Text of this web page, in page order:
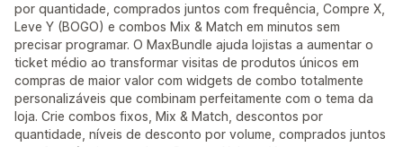
por quantidade, comprados juntos com frequência, Compre X,
Leve Y (BOGO) e combos Mix & Match em minutos sem
precisar programar. O MaxBundle ajuda lojistas a aumentar o
ticket médio ao transformar visitas de produtos únicos em
compras de maior valor com widgets de combo totalmente
personalizáveis que combinam perfeitamente com o tema da
loja. Crie combos fixos, Mix & Match, descontos por
quantidade, níveis de desconto por volume, comprados juntos